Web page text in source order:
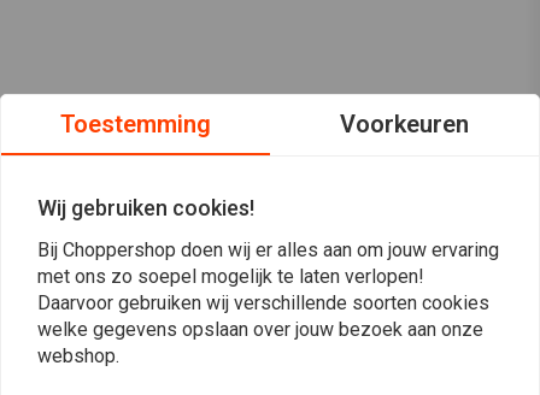
Toestemming Voorkeuren
Wij gebruiken cookies!
Bij Choppershop doen wij er alles aan om jouw ervaring
met ons zo soepel mogelijk te laten verlopen!
Daarvoor gebruiken wij verschillende soorten cookies
welke gegevens opslaan over jouw bezoek aan onze
webshop.